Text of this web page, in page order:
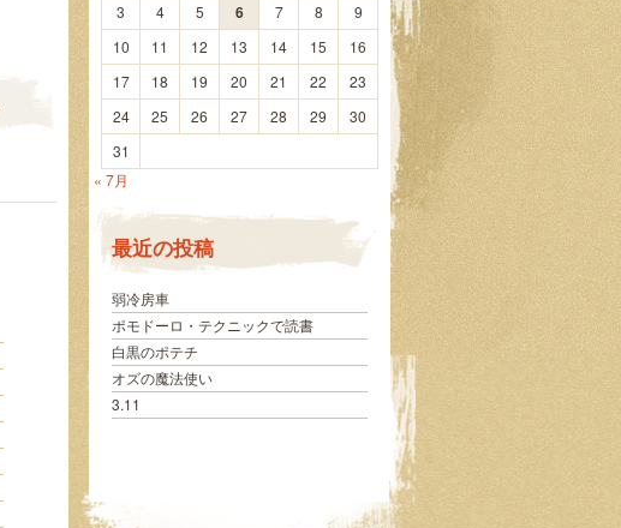
3
4 5 6 7 8
9
10
11 12 13 14 15
16
17
18 19 20 21 22
23
24
25 26 27 28 29
30
31
« 7月
最近の投稿
弱冷房車
ポモドーロ・テクニックで読書
白黒のポテチ
オズの魔法使い
3.11